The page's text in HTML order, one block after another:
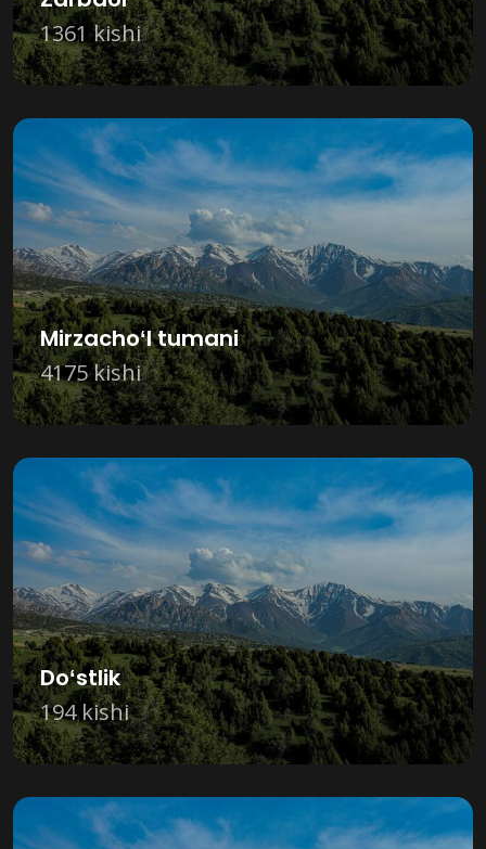
1361 kishi
Mirzachoʻl tumani
4175 kishi
Doʻstlik
194 kishi